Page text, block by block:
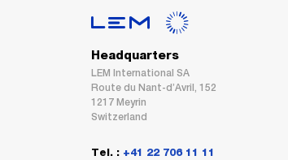
Headquarters
LEM International SA
Route du Nant-d’Avril, 152
1217 Meyrin
Switzerland
Tel. : +41 22 706 11 11